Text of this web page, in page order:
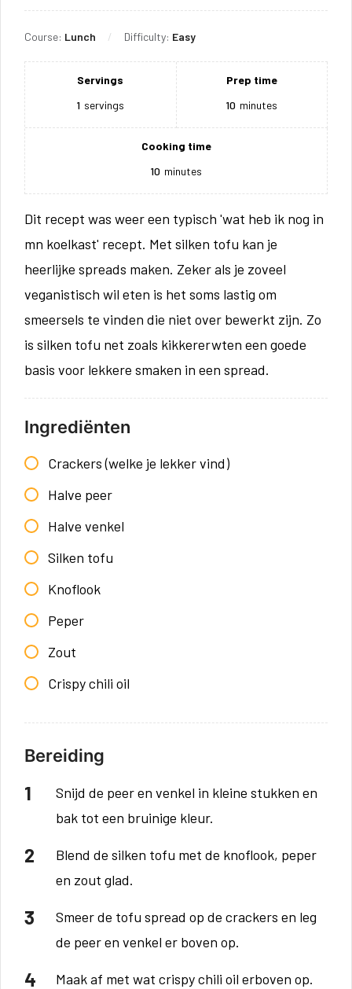
Course: Lunch Difficulty: Easy
Servings
1 servings
Prep time
10 minutes
Cooking time
10 minutes
Dit recept was weer een typisch 'wat heb ik nog in
mn koelkast' recept. Met silken tofu kan je
heerlijke spreads maken. Zeker als je zoveel
veganistisch wil eten is het soms lastig om
smeersels te vinden die niet over bewerkt zijn. Zo
is silken tofu net zoals kikkererwten een goede
basis voor lekkere smaken in een spread.
Ingrediënten
Crackers (welke je lekker vind)
Halve peer
Halve venkel
Silken tofu
Knoflook
Peper
Zout
Crispy chili oil
Bereiding
Snijd de peer en venkel in kleine stukken en
bak tot een bruinige kleur.
Blend de silken tofu met de knoflook, peper
en zout glad.
Smeer de tofu spread op de crackers en leg
de peer en venkel er boven op.
Maak af met wat crispy chili oil erboven op.